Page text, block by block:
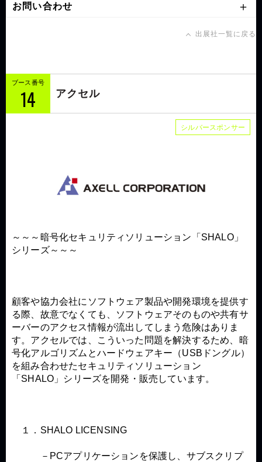
お問い合わせ
出展社一覧に戻る
ブース番号
14 アクセル
シルバースポンサー
～～～暗号化セキュリティソリューション「SHALO」
シリーズ～～～
顧客や協力会社にソフトウェア製品や開発環境を提供す
る際、故意でなくても、ソフトウェアそのものや共有サ
ーバーのアクセス情報が流出してしまう危険はありま
す。アクセルでは、こういった問題を解決するため、暗
号化アルゴリズムとハードウェアキー（USBドングル）
を組み合わせたセキュリティソリューション
「SHALO」シリーズを開発・販売しています。
１．SHALO LICENSING
－PCアプリケーションを保護し、サブスクリプ